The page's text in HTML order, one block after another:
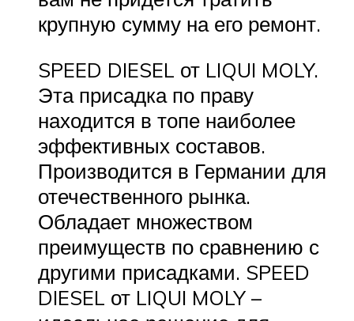
крупную сумму на его ремонт.
SPEED DIESEL от LIQUI MOLY.
Эта присадка по праву
находится в топе наиболее
эффективных составов.
Производится в Германии для
отечественного рынка.
Обладает множеством
преимуществ по сравнению с
другими присадками. SPEED
DIESEL от LIQUI MOLY –